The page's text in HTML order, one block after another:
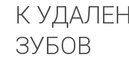
К
ЗУБОВ